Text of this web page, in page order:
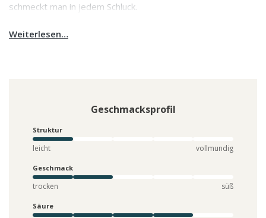
schmeckt man in jedem Schluck.
Weiterlesen…
Geschmacksprofil
Struktur
leicht vollmundig
Geschmack
trocken süß
Säure